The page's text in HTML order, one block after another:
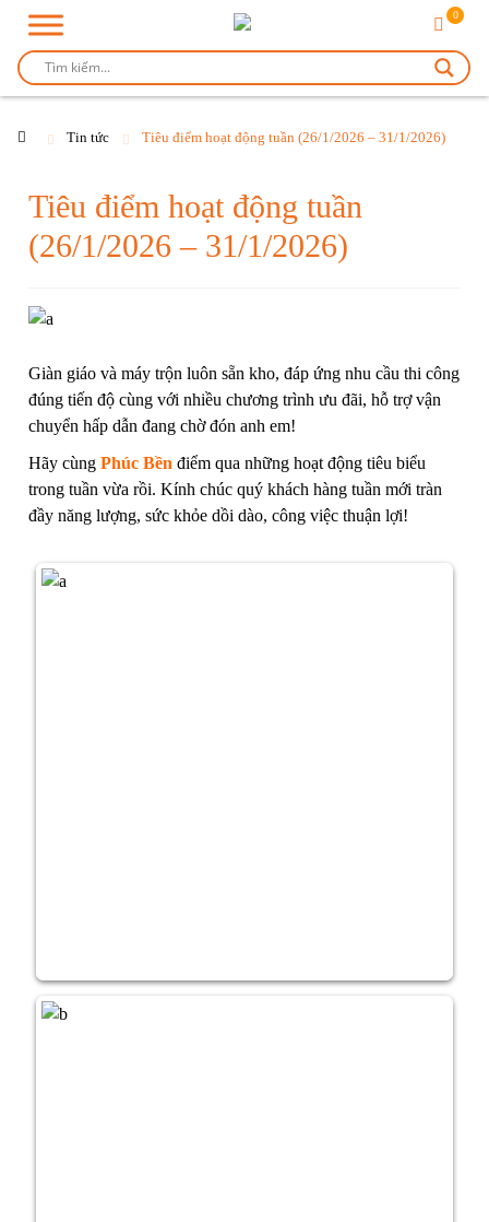
0
Tin tức Tiêu điểm hoạt động tuần (26/1/2026 – 31/1/2026)
Tiêu điểm hoạt động tuần
(26/1/2026 – 31/1/2026)
Giàn giáo và máy trộn luôn sẵn kho, đáp ứng nhu cầu thi công
đúng tiến độ cùng với nhiều chương trình ưu đãi, hỗ trợ vận
chuyển hấp dẫn đang chờ đón anh em!
Hãy cùng Phúc Bền điểm qua những hoạt động tiêu biểu
trong tuần vừa rồi. Kính chúc quý khách hàng tuần mới tràn
đầy năng lượng, sức khỏe dồi dào, công việc thuận lợi!